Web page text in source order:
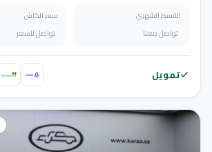
القسط الشهري
تواصل معنا
سعر الكاش
تواصل للسعر
تمويل